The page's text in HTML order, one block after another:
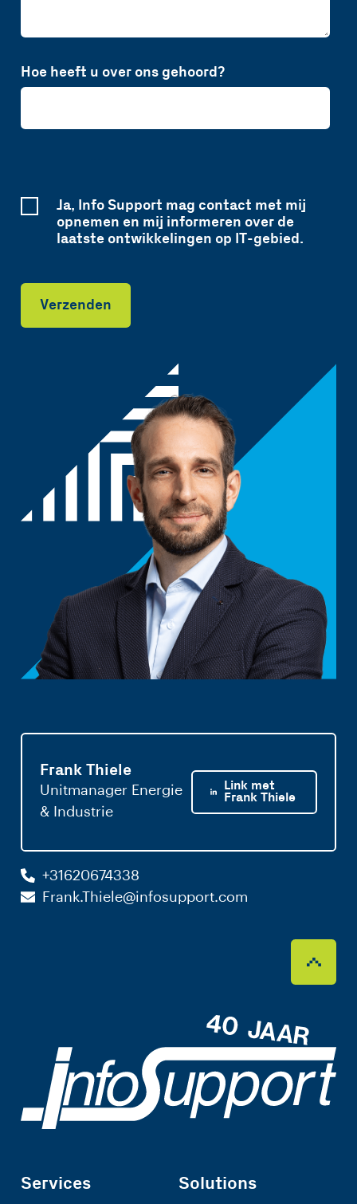
Hoe heeft u over ons gehoord?
Ja, Info Support mag contact met mij
opnemen en mij informeren over de
laatste ontwikkelingen op IT-gebied.
Frank Thiele
Unitmanager Energie
& Industrie
Link met
Frank Thiele
+31620674338
Frank.Thiele@infosupport.com
Services Solutions